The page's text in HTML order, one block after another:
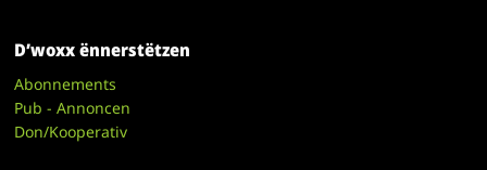
D’woxx ënnerstëtzen
Abonnements
Pub - Annoncen
Don/Kooperativ